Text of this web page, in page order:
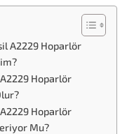
A2229 Hoparlör
Hoparlör
Hoparlör
Mu?